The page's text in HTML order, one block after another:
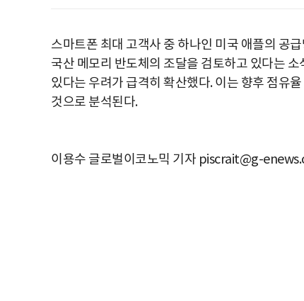
스마트폰 최대 고객사 중 하나인 미국 애플의 공
국산 메모리 반도체의 조달을 검토하고 있다는
있다는 우려가 급격히 확산했다. 이는 향후 점유
것으로 분석된다.
이용수 글로벌이코노믹 기자 piscrait@g-